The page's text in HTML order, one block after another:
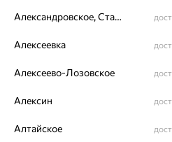
Проба:925
Страна происхождения:
Цвет циферблата:
Бренд:НИКА
Александровское, Ставропольский край
Алексеевка
Алексеево-Лозовское
Алексин
Алтайское